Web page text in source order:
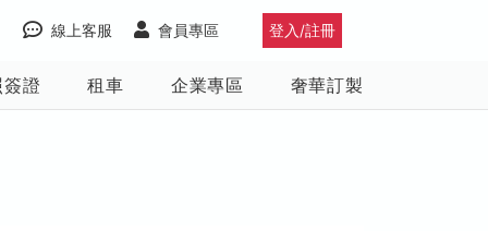
登入/註冊
會員專區
線上客服
證 租車 企業專區 奢華訂製